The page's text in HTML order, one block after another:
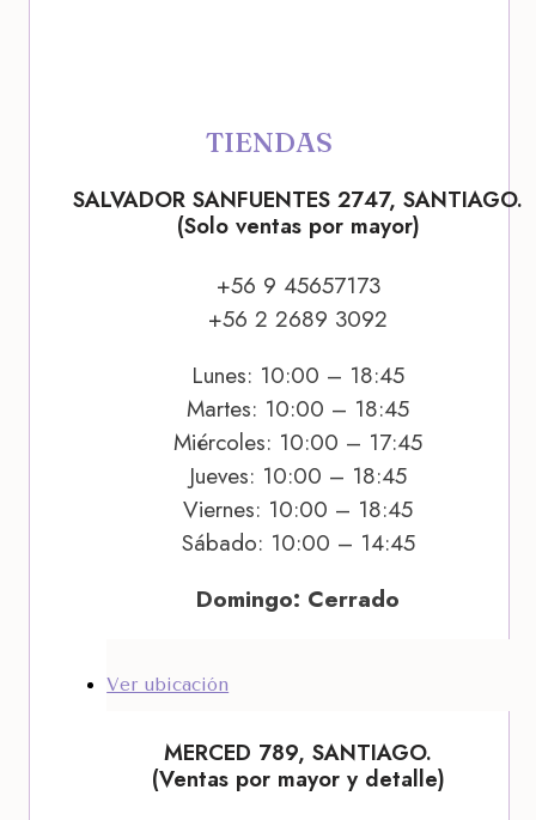
TIENDAS
SALVADOR SANFUENTES 2747, SANTIAGO.
(Solo ventas por mayor)
+56 9 45657173
+56 2 2689 3092
Lunes: 10:00 – 18:45
Martes: 10:00 – 18:45
Miércoles: 10:00 – 17:45
Jueves: 10:00 – 18:45
Viernes: 10:00 – 18:45
Sábado: 10:00 – 14:45
Domingo: Cerrado
Ver ubicación
MERCED 789, SANTIAGO.
(Ventas por mayor y detalle)